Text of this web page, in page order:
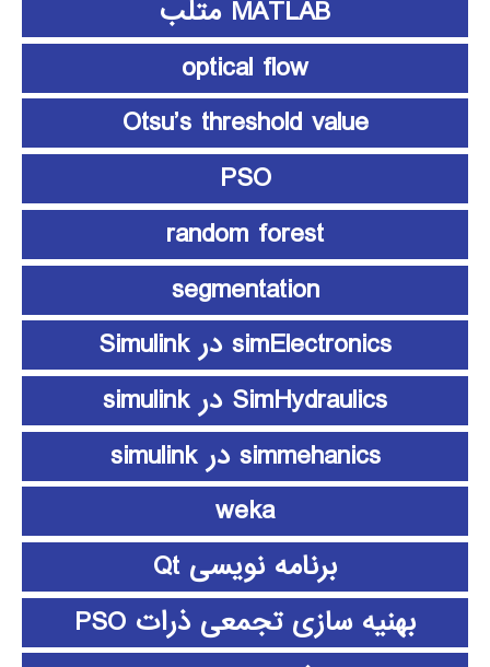
MATLAB متلب
optical flow
Otsu’s threshold value
PSO
random forest
segmentation
simElectronics در Simulink
SimHydraulics در simulink
simmehanics در simulink
weka
برنامه نویسی Qt
بهنیه سازی تجمعی ذرات PSO